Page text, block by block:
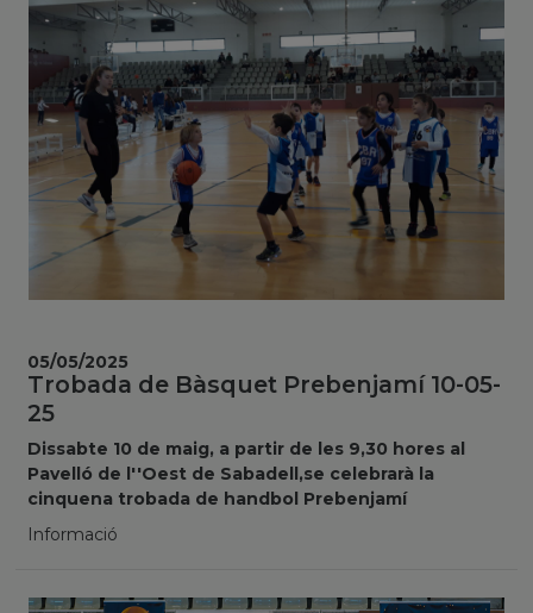
Trobada de Bàsquet Prebenjamí 10-05-
25
Dissabte 10 de maig, a partir de les 9,30 hores al
Pavelló de l''Oest de Sabadell,se celebrarà la
cinquena trobada de handbol Prebenjamí
Informació
05/05/2025